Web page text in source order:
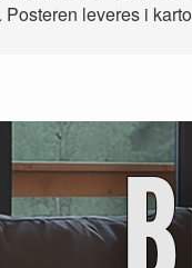
leveres i